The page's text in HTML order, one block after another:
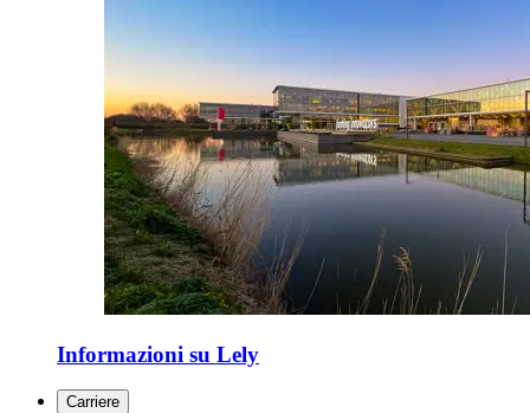
Informazioni su Lely
Carriere